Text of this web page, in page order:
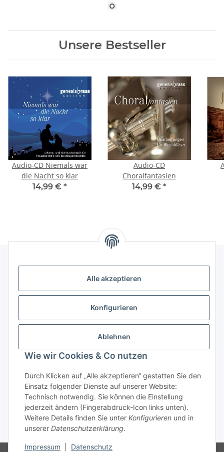
Alle akzeptieren
Konfigurieren
Ablehnen
Wie wir Cookies & Co nutzen
Durch Klicken auf „Alle akzeptieren“ gestatten Sie den
Einsatz folgender Dienste auf unserer Website:
Technisch notwendig. Sie können die Einstellung
jederzeit ändern (Fingerabdruck-Icon links unten).
Weitere Details finden Sie unter Konfigurieren und in
unserer Datenschutzerklärung.
Impressum Datenschutz
Unsere Bestseller
Audio-CD Niemals war
die Nacht so klar
14,99 € *
Audio-CD
Choralfantasien
14,99 € *
genesis musikverlag Christian Sprenger
34630 Gilserberg
E-Mail:anne.weckesser@genesis-musikverlag.de
Informationen
Gesetzliche Informationen
* Alle Preise inkl. gesetzlicher USt., zzgl.Versand